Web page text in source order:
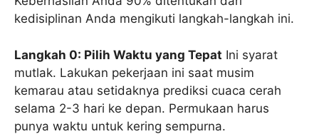
kedisiplinan Anda mengikuti langkah-langkah ini.
Langkah 0: Pilih Waktu yang Tepat Ini syarat
mutlak. Lakukan pekerjaan ini saat musim
kemarau atau setidaknya prediksi cuaca cerah
selama 2-3 hari ke depan. Permukaan harus
punya waktu untuk kering sempurna.